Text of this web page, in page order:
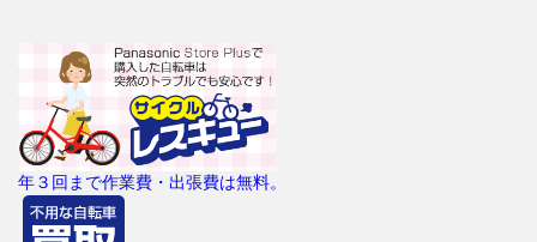
年３回まで作業費・出張費は無料。